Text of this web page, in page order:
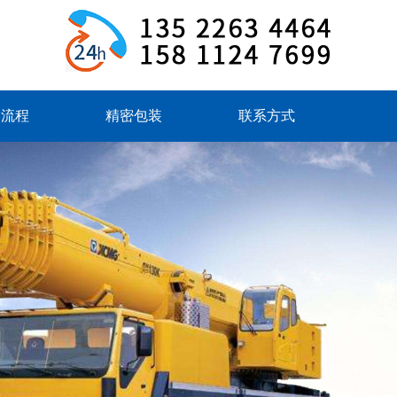
程 精密包装 联系方式